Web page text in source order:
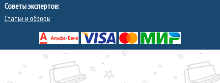
Советы экспертов:
Статьи и обзоры